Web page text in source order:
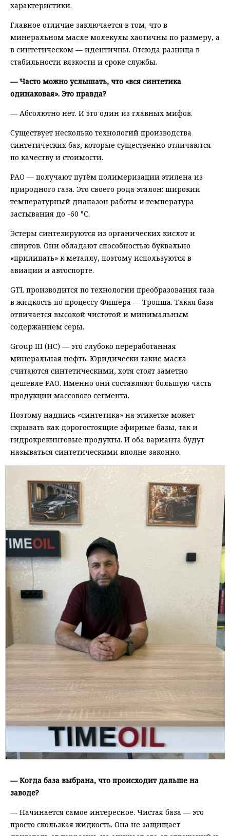
характеристики.
Главное отличие заключается в том, что в
минеральном масле молекулы хаотичны по размеру, а
в синтетическом — идентичны. Отсюда разница в
стабильности вязкости и сроке службы.
— Часто можно услышать, что «вся синтетика
одинаковая». Это правда?
— Абсолютно нет. И это один из главных мифов.
Существует несколько технологий производства
синтетических баз, которые существенно отличаются
по качеству и стоимости.
PAO — получают путём полимеризации этилена из
природного газа. Это своего рода эталон: широкий
температурный диапазон работы и температура
застывания до -60 °C.
Эстеры синтезируются из органических кислот и
спиртов. Они обладают способностью буквально
«прилипать» к металлу, поэтому используются в
авиации и автоспорте.
GTL производится по технологии преобразования газа
в жидкость по процессу Фишера — Тропша. Такая база
отличается высокой чистотой и минимальным
содержанием серы.
Group III (HC) — это глубоко переработанная
минеральная нефть. Юридически такие масла
считаются синтетическими, хотя стоят заметно
дешевле PAO. Именно они составляют большую часть
продукции массового сегмента.
Поэтому надпись «синтетика» на этикетке может
скрывать как дорогостоящие эфирные базы, так и
гидрокрекинговые продукты. И оба варианта будут
называться синтетическими вполне законно.
— Когда база выбрана, что происходит дальше на
заводе?
— Начинается самое интересное. Чистая база — это
просто скользкая жидкость. Она не защищает